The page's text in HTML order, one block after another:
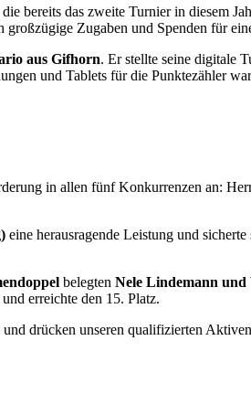
die bereits das zweite Turnier in diesem
Zugaben und Spenden für
aus Gifhorn. Er stellte seine digitale
und Tablets für die Punktezähler
in allen fünf Konkurrenzen an:
eine herausragende Leistung und
belegten Nele Lindemann
erreichte den 15. Platz.
drücken unseren qualifizierten